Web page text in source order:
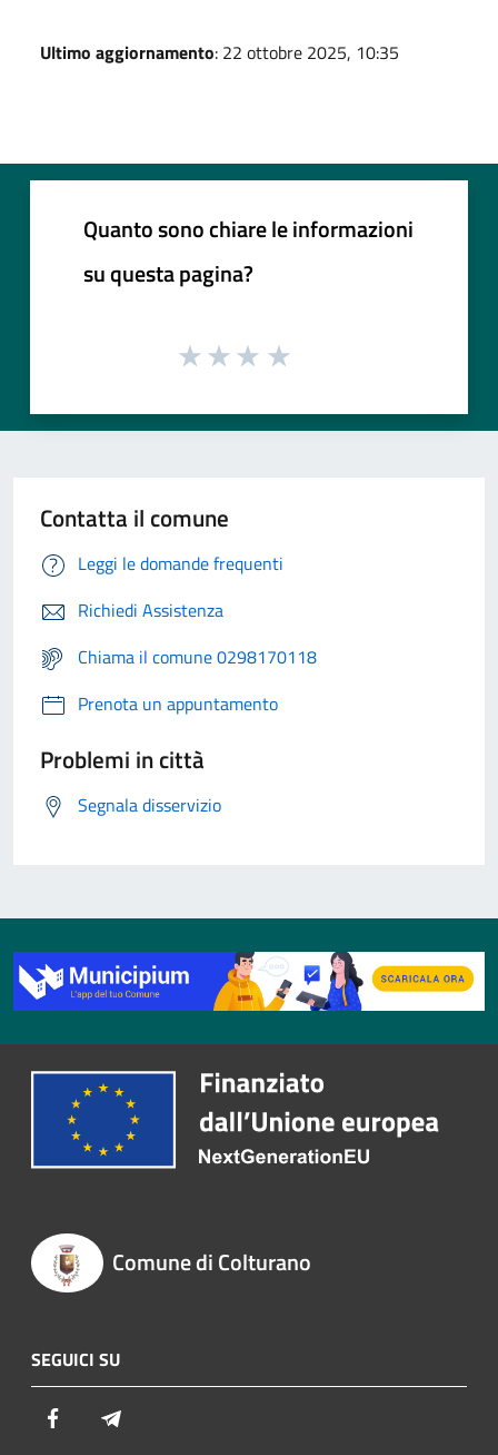
Ultimo aggiornamento: 22 ottobre 2025, 10:35
Quanto sono chiare le informazioni
su questa pagina?
Contatta il comune
Leggi le domande frequenti
Richiedi Assistenza
Chiama il comune 0298170118
Prenota un appuntamento
Problemi in città
Segnala disservizio
Comune di Colturano
SEGUICI SU
Facebook